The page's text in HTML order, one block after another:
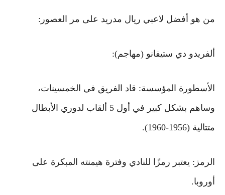
من هو أفضل لاعبي ريال مدريد على مر العصور:
ألفريدو دي ستيفانو (مهاجم):
الأسطورة المؤسسة: قاد الفريق في الخمسينات،
وساهم بشكل كبير في أول 5 ألقاب لدوري الأبطال
متتالية (1956-1960).
الرمز: يعتبر رمزًا للنادي وفترة هيمنته المبكرة على
أوروبا.